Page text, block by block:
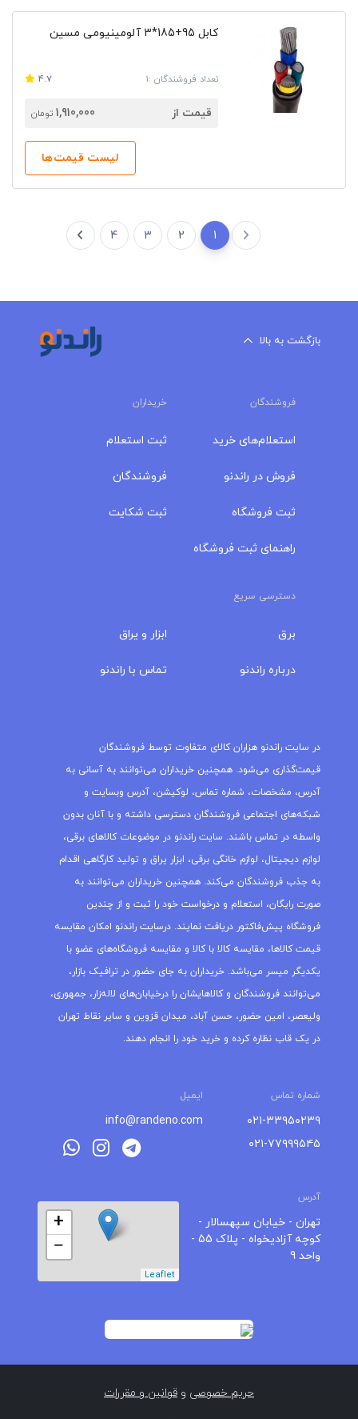
کابل 95+185*3 آلومینیومی مسین
تعداد فروشندگان :1 4.7
قیمت از 1,910,000 تومان
لیست قیمت‌ها
1
2
3
4
بازگشت به بالا
فروشندگان خریداران
استعلام‌های خرید
فروش در راندنو
ثبت فروشگاه
راهنمای ثبت فروشگاه
ثبت استعلام
فروشندگان
ثبت شکایت
دسترسی سریع
برق
درباره‌ راندنو
ابزار و یراق
تماس با راندنو
در سایت راندنو هزاران کالای متفاوت توسط فروشندگان
قیمت‌گذاری می‌شود. همچنین خریداران می‌توانند به آسانی به
آدرس، مشخصات، شماره تماس، لوکیشن، آدرس وبسایت و
شبکه‌های اجتماعی فروشندگان دسترسی داشته و با آنان بدون
واسطه در تماس باشند. سایت راندنو در موضوعات کالاهای برقی،
لوازم دیجیتال، لوازم خانگی برقی، ابزار یراق و تولید کارگاهی اقدام
به جذب فروشندگان می‌کند. همچنین خریداران می‌توانند به
صورت رایگان، استعلام و درخواست خود را ثبت و از چندین
فروشگاه پیش‌فاکتور دریافت نمایند. درسایت راندنو امکان مقایسه
قیمت کالاها، مقایسه کالا با کالا و مقایسه فروشگاه‌های عضو با
یکدیگر میسر می‌باشد. خریداران به جای حضور در ترافیک بازار،
می‌توانند فروشندگان و کالاهایشان را درخیابان‌های لاله‌زار، جمهوری،
ولیعصر، امین حضور، حسن آباد، میدان قزوین و سایر نقاط تهران
در یک قاب نظاره کرده و خرید خود را انجام دهند.
شماره تماس ایمیل
۰۲۱-۳۳۹۵۰۲۳۹
۰۲۱-۷۷۹۹۹۵۴۵
info@randeno.com
آدرس
تهران - خیابان سپهسالار -
کوچه آزادیخواه - پلاک 55 -
واحد 9
+
−
Leaflet
حریم خصوصی و قوانین و مقررات